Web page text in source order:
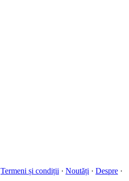
Termeni și condiții · Noutăți · Despre ·